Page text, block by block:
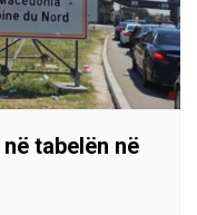
tabelën në